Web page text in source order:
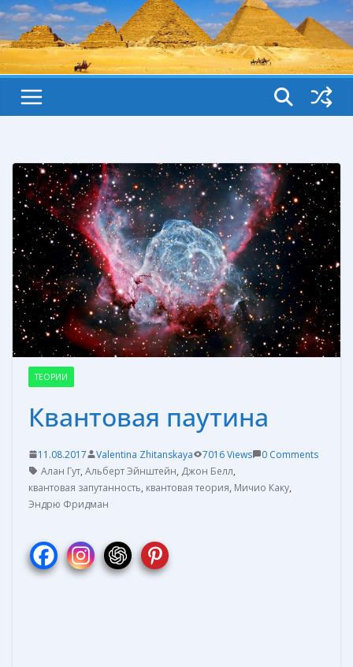
ТЕОРИИ
Квантовая паутина
11.08.2017 Valentina Zhitanskaya 7016 Views
0 Comments
Алан Гут, Альберт Эйнштейн, Джон Белл,
квантовая запутанность, квантовая теория, Мичио Каку,
Эндрю Фридман